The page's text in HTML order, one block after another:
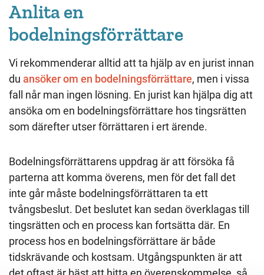
Anlita en
bodelningsförrättare
Vi rekommenderar alltid att ta hjälp av en jurist innan
du ansöker om en bodelningsförrättare, men i vissa
fall når man ingen lösning. En jurist kan hjälpa dig att
ansöka om en bodelningsförrättare hos tingsrätten
som därefter utser förrättaren i ert ärende.
Bodelningsförrättarens uppdrag är att försöka få
parterna att komma överens, men för det fall det
inte går måste bodelningsförrättaren ta ett
tvångsbeslut. Det beslutet kan sedan överklagas till
tingsrätten och en process kan fortsätta där. En
process hos en bodelningsförrättare är både
tidskrävande och kostsam. Utgångspunkten är att